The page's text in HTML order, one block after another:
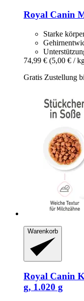
Royal Canin
Starke
74,99 € (5,00 € /
Gratis Zustellung
Warenkorb
Royal Canin
g, 1.020 g